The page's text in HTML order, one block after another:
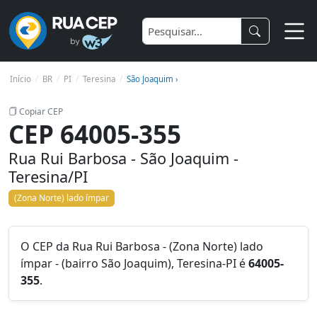
Início BR PI Teresina São Joaquim ›
Copiar CEP
CEP 64005-355
Rua Rui Barbosa - São Joaquim -
Teresina/PI
(Zona Norte) lado ímpar
O CEP da Rua Rui Barbosa - (Zona Norte) lado
ímpar - (bairro São Joaquim), Teresina-PI é64005-
355.